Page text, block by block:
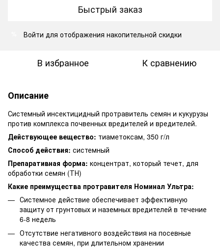
Быстрый заказ
Войти для отображения накопительной скидки
В избранное К сравнению
Описание
Системный инсектицидный протравитель семян и кукурузы
против комплекса почвенных вредителей и вредителей.
Действующее вещество: тиаметоксам, 350 г/л
Способ действия: системный
Препаративная форма: концентрат, который течет, для
обработки семян (ТН)
Какие преимущества протравителя Номинал Ультра:
Системное действие обеспечивает эффективную
защиту от грунтовых и наземных вредителей в течение
6-8 недель
Отсутствие негативного воздействия на посевные
качества семян, при длительном хранении